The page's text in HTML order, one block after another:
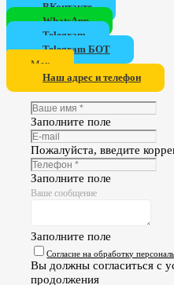
ВКонтакте
WhatsApp
Telegram
Telegram БОТ
Мах
Наш адрес и телефон
Заполните поле
Пожалуйста, введите
Заполните поле
Ваше сообщение
Заполните поле
Согласие на обработку
Вы должны согласиться с
продолжения